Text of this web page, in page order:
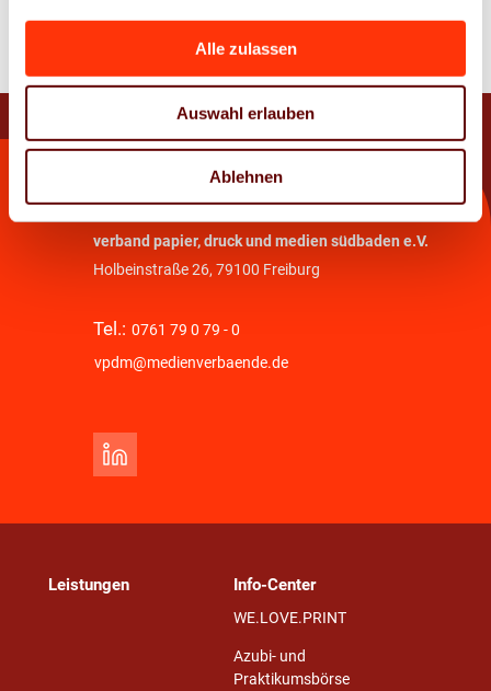
Alle zulassen
Auswahl erlauben
Ablehnen
verband papier, druck und medien südbaden e.V.
Holbeinstraße 26, 79100 Freiburg
Tel.: 0761 79 0 79 - 0
vpdm@medienverbaende.de
Leistungen Info-Center
WE.LOVE.PRINT
Azubi- und
Praktikumsbörse